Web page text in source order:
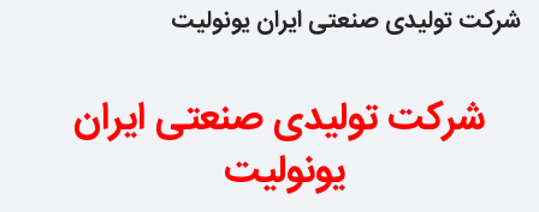
شرکت تولیدی صنعتی ایران یونولیت
شرکت تولیدی صنعتی ایران
یونولیت